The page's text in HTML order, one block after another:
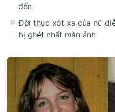
đến
Đời thực xót xa của nữ
bị ghét nhất màn ảnh